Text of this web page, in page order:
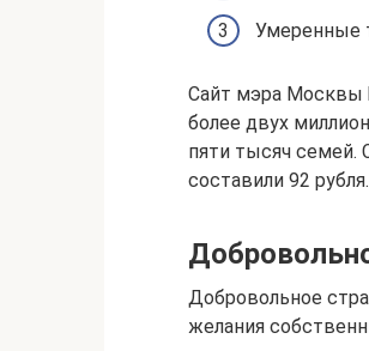
Умеренные
Сайт мэра Москвы
более двух
пяти тысяч
составили 92 рубля.
Добровольное
желания